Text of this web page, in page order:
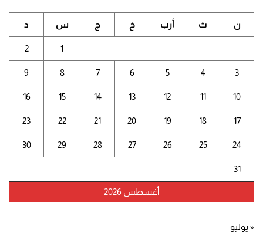
أغسطس 2026
ن ث أرب خ ج س د
1
2
3
4
5
6
7
8
9
10
11
12
13
14
15
16
17
18
19
20
21
22
23
24
25
26
27
28
29
30
31
« يوليو